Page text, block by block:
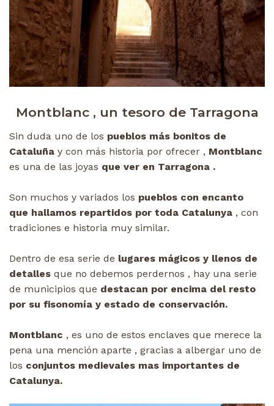
Montblanc , un tesoro de Tarragona
Sin duda uno de los pueblos más bonitos de
Cataluña y con más historia por ofrecer , Montblanc
es una de las joyas que ver en Tarragona .
Son muchos y variados los pueblos con encanto
que hallamos repartidos por toda Catalunya , con
tradiciones e historia muy similar.
Dentro de esa serie de lugares mágicos y llenos de
detalles que no debemos perdernos , hay una serie
de municipios que destacan por encima del resto
por su fisonomía y estado de conservación.
Montblanc , es uno de estos enclaves que merece la
pena una mención aparte , gracias a albergar uno de
los conjuntos medievales mas importantes de
Catalunya.